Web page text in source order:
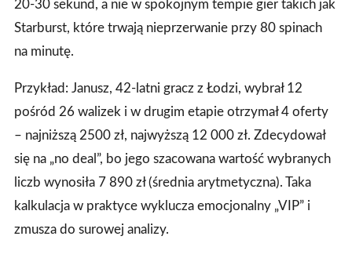
20‑30 sekund, a nie w spokojnym tempie gier takich jak
Starburst, które trwają nieprzerwanie przy 80 spinach
na minutę.
Przykład: Janusz, 42‑latni gracz z Łodzi, wybrał 12
pośród 26 walizek i w drugim etapie otrzymał 4 oferty
– najniższą 2500 zł, najwyższą 12 000 zł. Zdecydował
się na „no deal”, bo jego szacowana wartość wybranych
liczb wynosiła 7 890 zł (średnia arytmetyczna). Taka
kalkulacja w praktyce wyklucza emocjonalny „VIP” i
zmusza do surowej analizy.